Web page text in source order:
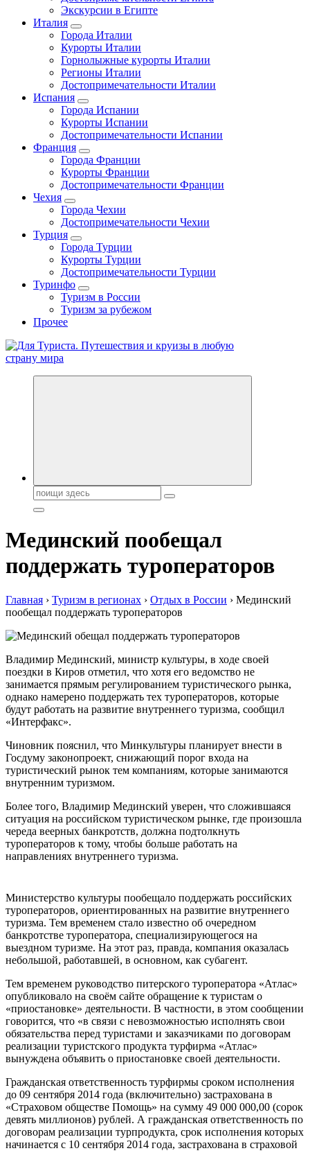
Экскурсии в Египте
Италия
Города Италии
Курорты Италии
Горнолыжные курорты Италии
Регионы Италии
Достопримечательности Италии
Испания
Города Испании
Курорты Испании
Достопримечательности Испании
Франция
Города Франции
Курорты Франции
Достопримечательности Франции
Чехия
Города Чехии
Достопримечательности Чехии
Турция
Города Турции
Курорты Турции
Достопримечательности Турции
Туринфо
Туризм в России
Туризм за рубежом
Прочее
Новости туризма, куда поехать на отдых, где провести отпуск.
Поиск:
Мединский пообещал
поддержать туроператоров
Главная › Туризм в регионах › Отдых в России › Мединский
пообещал поддержать туроператоров
Владимир Мединский, министр культуры, в ходе своей
поездки в Киров отметил, что хотя его ведомство не
занимается прямым регулированием туристического рынка,
однако намерено поддержать тех туроператоров, которые
будут работать на развитие внутреннего туризма, сообщил
«Интерфакс».
Чиновник пояснил, что Минкультуры планирует внести в
Госдуму законопроект, снижающий порог входа на
туристический рынок тем компаниям, которые занимаются
внутренним туризмом.
Более того, Владимир Мединский уверен, что сложившаяся
ситуация на российском туристическом рынке, где произошла
череда веерных банкротств, должна подтолкнуть
туроператоров к тому, чтобы больше работать на
направлениях внутреннего туризма.
Министерство культуры пообещало поддержать российских
туроператоров, ориентированных на развитие внутреннего
туризма. Тем временем стало известно об очередном
банкротстве туроператора, специализирующегося на
выездном туризме. На этот раз, правда, компания оказалась
небольшой, работавшей, в основном, как субагент.
Тем временем руководство питерского туроператора «Атлас»
опубликовало на своём сайте обращение к туристам о
«приостановке» деятельности. В частности, в этом сообщении
говорится, что «в связи с невозможностью исполнять свои
обязательства перед туристами и заказчиками по договорам
реализации туристского продукта турфирма «Атлас»
вынуждена объявить о приостановке своей деятельности.
Гражданская ответственность турфирмы сроком исполнения
до 09 сентября 2014 года (включительно) застрахована в
«Страховом обществе Помощь» на сумму 49 000 000,00 (сорок
девять миллионов) рублей. А гражданская ответственность по
договорам реализации турпродукта, срок исполнения которых
начинается с 10 сентября 2014 года, застрахована в страховой